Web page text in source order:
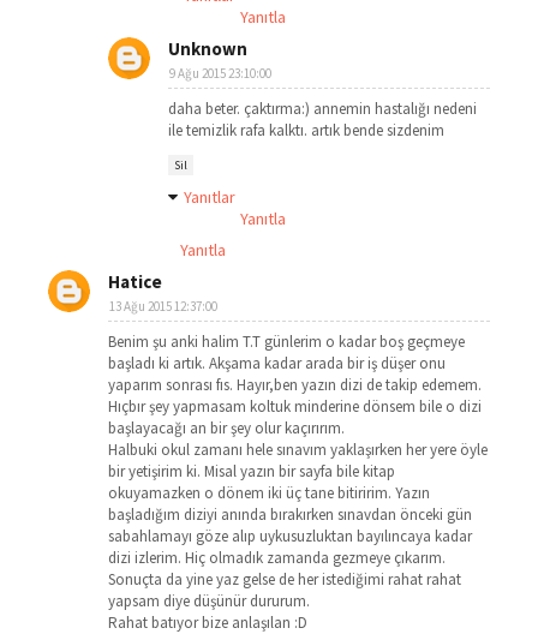
Yanıtla
Unknown
9 Ağu 2015 23:10:00
daha beter. çaktırma:) annemin hastalığı nedeni
ile temizlik rafa kalktı. artık bende sizdenim
Sil
Yanıtlar
Yanıtla
Yanıtla
Hatice
13 Ağu 2015 12:37:00
Benim şu anki halim T.T günlerim o kadar boş geçmeye
başladı ki artık. Akşama kadar arada bir iş düşer onu
yaparım sonrası fıs. Hayır,ben yazın dizi de takip edemem.
Hıçbır şey yapmasam koltuk minderine dönsem bile o dizi
başlayacağı an bir şey olur kaçırırım.
Halbuki okul zamanı hele sınavım yaklaşırken her yere öyle
bir yetişirim ki. Misal yazın bir sayfa bile kitap
okuyamazken o dönem iki üç tane bitiririm. Yazın
başladığım diziyi anında bırakırken sınavdan önceki gün
sabahlamayı göze alıp uykusuzluktan bayılıncaya kadar
dizi izlerim. Hiç olmadık zamanda gezmeye çıkarım.
Sonuçta da yine yaz gelse de her istediğimi rahat rahat
yapsam diye düşünür dururum.
Rahat batıyor bize anlaşılan :D